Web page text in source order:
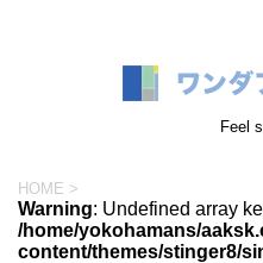
Feel
HOME >
Warning: Undefined array
/home/yokohamans/
content/themes/stinger8/